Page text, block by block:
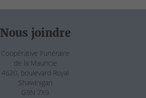
Nous joindre
Coopérative Funéraire
de la Mauricie
4620, boulevard Royal
Shawinigan
G9N 7X9